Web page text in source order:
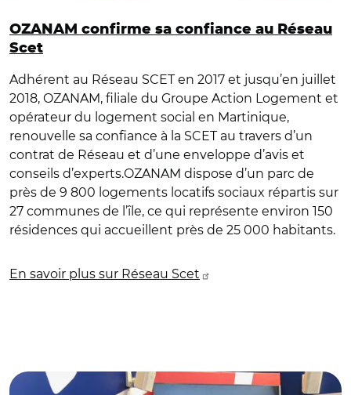
OZANAM confirme sa confiance au Réseau
Scet
Adhérent au Réseau SCET en 2017 et jusqu’en juillet
2018, OZANAM, filiale du Groupe Action Logement et
opérateur du logement social en Martinique,
renouvelle sa confiance à la SCET au travers d’un
contrat de Réseau et d’une enveloppe d’avis et
conseils d’experts.OZANAM dispose d’un parc de
près de 9 800 logements locatifs sociaux répartis sur
27 communes de l’île, ce qui représente environ 150
résidences qui accueillent près de 25 000 habitants.
En savoir plus sur Réseau Scet